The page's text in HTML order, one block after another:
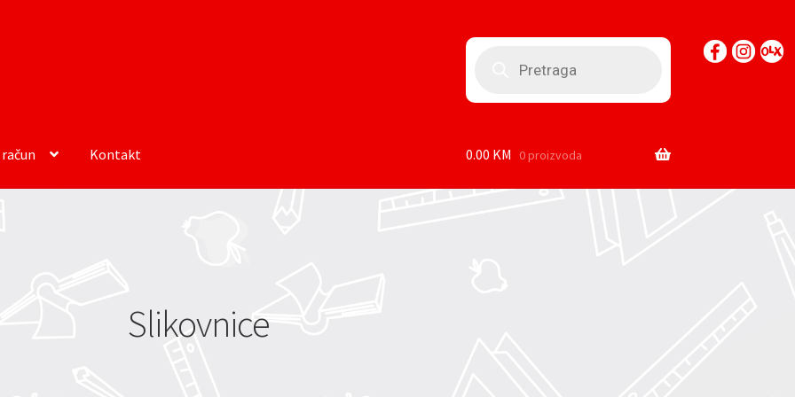
Kontakt 0.00 KM 0 proizvoda
Slikovnice